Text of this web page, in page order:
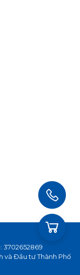
3702652869
và Đầu tư Thành Phố